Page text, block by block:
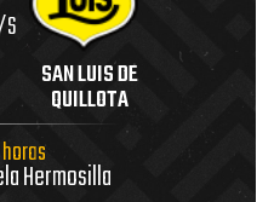
SAN LUIS DE
QUILLOTA
Hermosilla